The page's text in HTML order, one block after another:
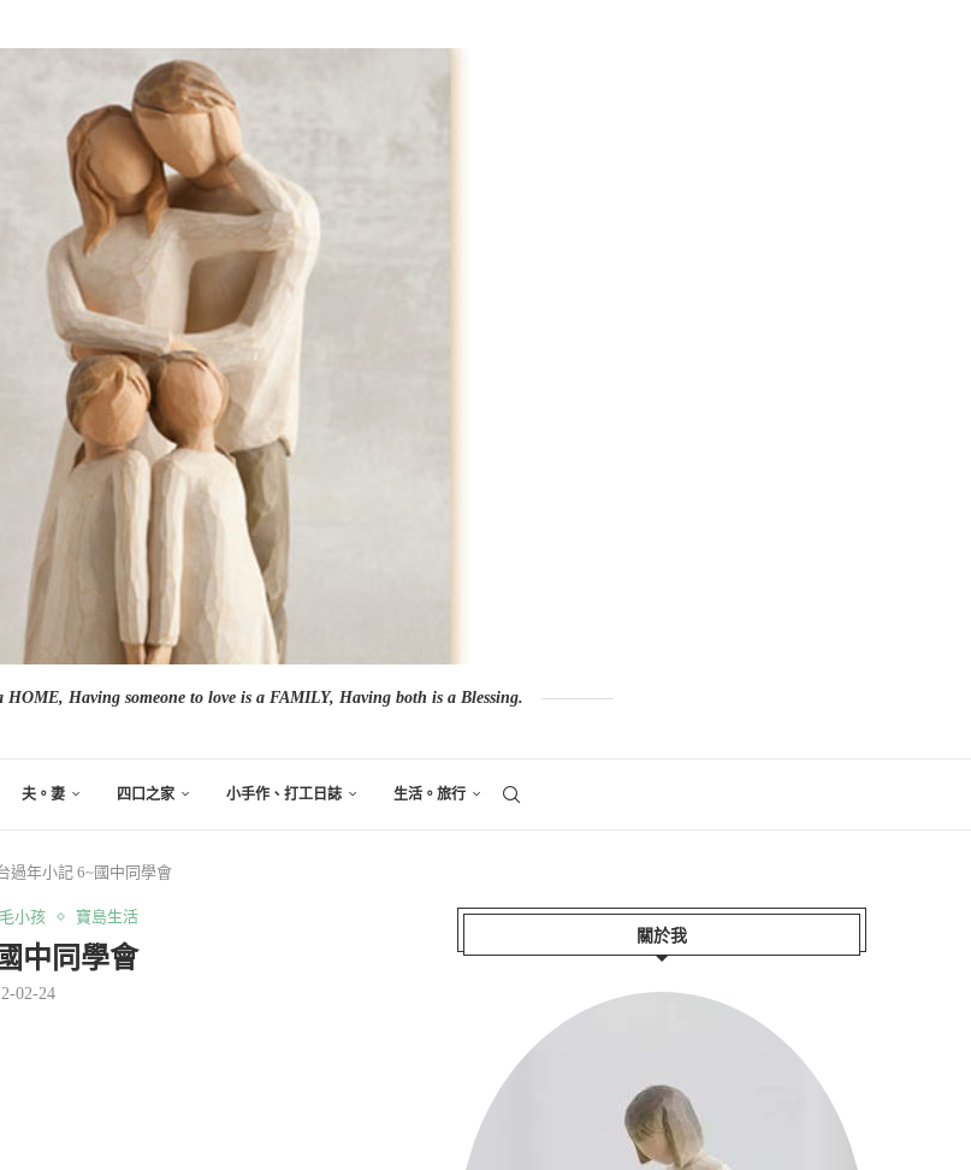
HOME, Having someone to love is a FAMILY, Having both is a Blessing.
夫。妻 四口之家 小手作、打工日誌 生活。旅行
過年小記 6~國中同學會
小孩 寶島生活
中同學會
02-24
關於我